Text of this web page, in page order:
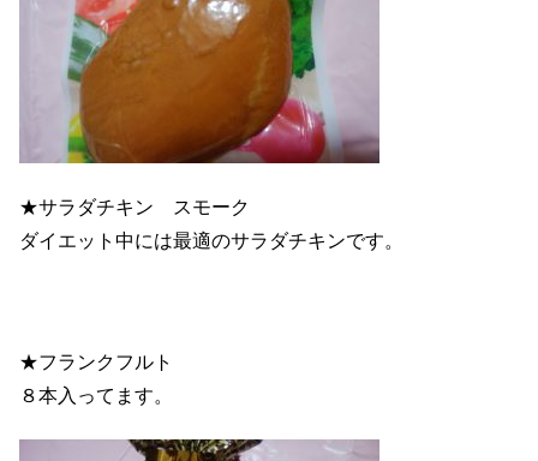
★サラダチキン スモーク
ダイエット中には最適のサラダチキンです。
★フランクフルト
８本入ってます。